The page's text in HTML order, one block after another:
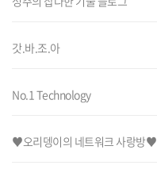
갓.바.조.아
No.1 Technology
♥오리뎅이의 네트워크 사랑방♥